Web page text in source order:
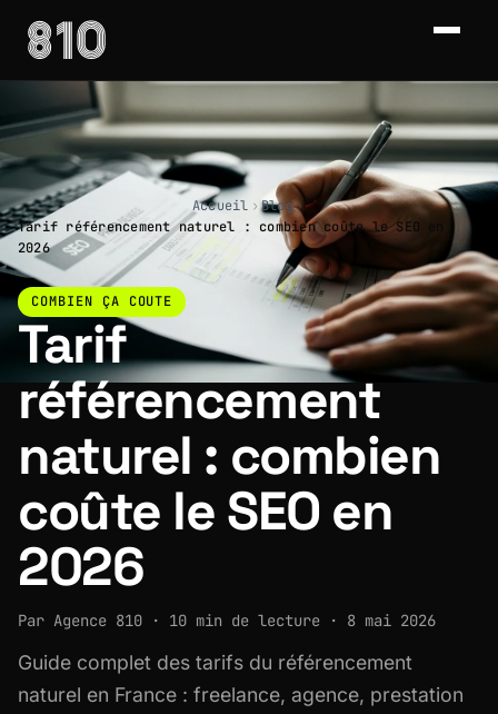
Accueil › Blog›
Tarif référencement naturel : combien coûte le SEO en
2026
COMBIEN ÇA COUTE
Tarif
référencement
naturel : combien
coûte le SEO en
2026
Par Agence 810 · 10 min de lecture · 8 mai 2026
Guide complet des tarifs du référencement
naturel en France : freelance, agence, prestation